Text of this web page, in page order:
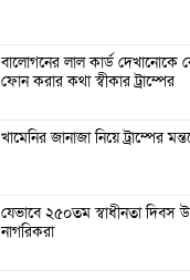
বালোগনের লাল কার্ড দেখানোকে
ফোন করার কথা স্বীকার ট্রাম্পের
খামেনির জানাজা নিয়ে ট্রাম্পের
যেভাবে ২৫০তম স্বাধীনতা দিবস
নাগরিকরা